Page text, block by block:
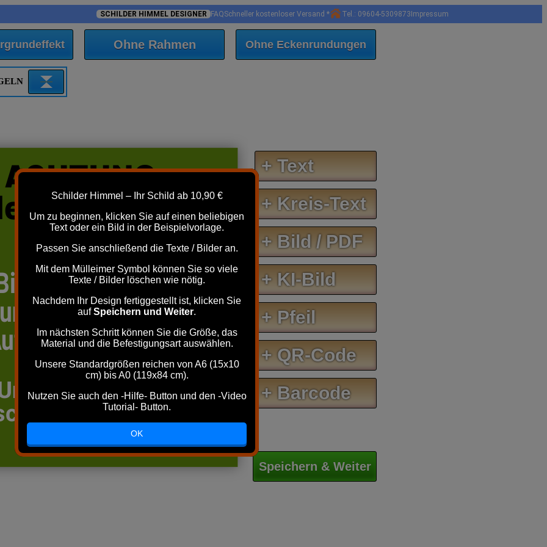
SCHILDER HIMMEL DESIGNER FAQSchneller kostenloser Versand * Tel.: 09604-5309873 Impressum
Ohne Rahmen Ohne Eckenrundungen
ACHTUNG
!
Tor nicht öffnen
und Garten nur nach
betreten!
Betreten
jede Haftung
+ Text
+ Kreis-Text
+ Bild / PDF
+ KI-Bild
+ Pfeil
+ QR-Code
+ Barcode
Speichern & Weiter
Schilder Himmel – Ihr Schild ab 10,90 €
Um zu beginnen, klicken Sie auf einen beliebigen
Text oder ein Bild in der Beispielvorlage.
Passen Sie anschließend die Texte / Bilder an.
Mit dem Mülleimer Symbol können Sie so viele
Texte / Bilder löschen wie nötig.
Nachdem Ihr Design fertiggestellt ist, klicken Sie
aufSpeichern und Weiter.
Im nächsten Schritt können Sie die Größe, das
Material und die Befestigungsart auswählen.
Unsere Standardgrößen reichen von A6 (15x10
cm) bis A0 (119x84 cm).
Nutzen Sie auch den -Hilfe- Button und den -Video
Tutorial- Button.
OK